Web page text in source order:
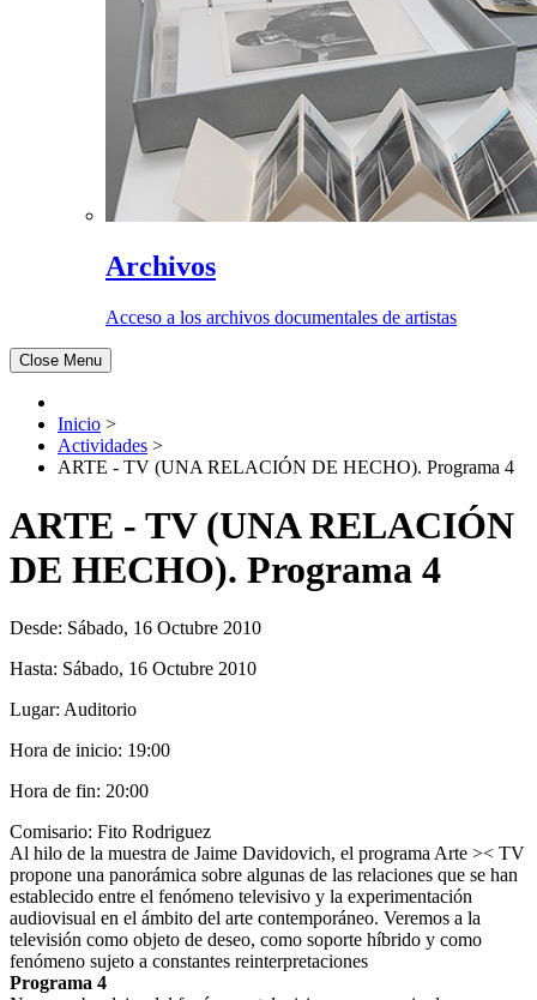
Archivos
Acceso a los archivos documentales de artistas
Close Menu
Inicio >
Actividades >
ARTE - TV (UNA RELACIÓN DE HECHO). Programa 4
ARTE - TV (UNA RELACIÓN
DE HECHO). Programa 4
Desde: Sábado, 16 Octubre 2010
Hasta: Sábado, 16 Octubre 2010
Lugar: Auditorio
Hora de inicio: 19:00
Hora de fin: 20:00
Comisario: Fito Rodriguez
Al hilo de la muestra de Jaime Davidovich, el programa Arte >< TV
propone una panorámica sobre algunas de las relaciones que se han
establecido entre el fenómeno televisivo y la experimentación
audiovisual en el ámbito del arte contemporáneo. Veremos a la
televisión como objeto de deseo, como soporte híbrido y como
fenómeno sujeto a constantes reinterpretaciones
Programa 4